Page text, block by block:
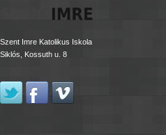
Szent Imre Katolikus Iskola
Siklós, Kossuth u. 8